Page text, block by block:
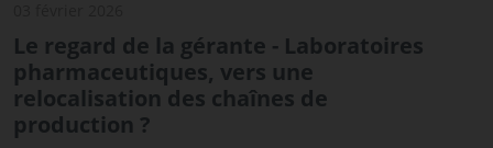
Le regard de la gérante - Laboratoires
pharmaceutiques, vers une
relocalisation des chaînes de
production ?